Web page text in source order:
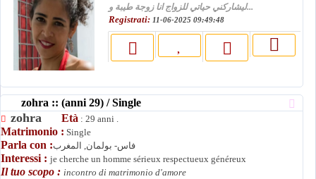
ليشاركني حياتي للزواج انا زوجة طيبة و...
Registrati: 11-06-2025 09:49:48
zohra :: (anni 29) / Single
zohra Età : 29 anni .
Matrimonio : Single
Parla con :فاس- بولمان, المغرب
Interessi : je cherche un homme sérieux respectueux généreux
Il tuo scopo : incontro di matrimonio d'amore